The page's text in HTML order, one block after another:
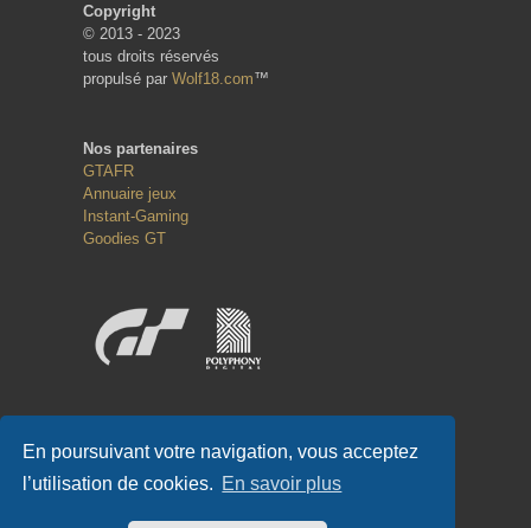
En poursuivant votre navigation, vous acceptez
l’utilisation de cookies. En savoir plus
Copyright
© 2013 - 2023
tous droits réservés
propulsé par Wolf18.com™
Nos partenaires
GTAFR
Annuaire jeux
Instant-Gaming
Goodies GT